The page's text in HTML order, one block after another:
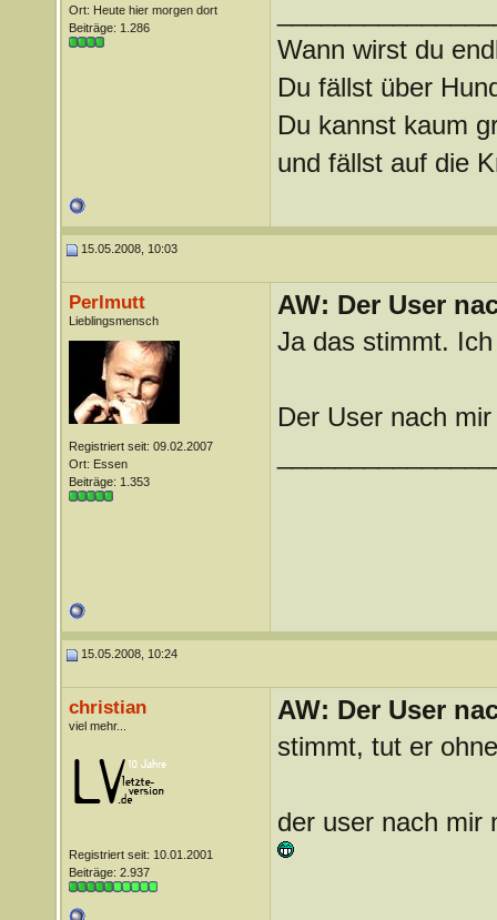
Ort: Heute hier morgen dort
Beiträge: 1.286
Wann wirst du
Du fällst über
Du kannst kaum
und fällst auf die
15.05.2008, 10:03
Perlmutt
Lieblingsmensch
Registriert seit: 09.02.2007
Ort: Essen
Beiträge: 1.353
AW: Der User
Ja das stimmt.
Der User nach
15.05.2008, 10:24
christian
viel mehr...
Registriert seit: 10.01.2001
Beiträge: 2.937
AW: Der User
stimmt, tut er
der user nach mir